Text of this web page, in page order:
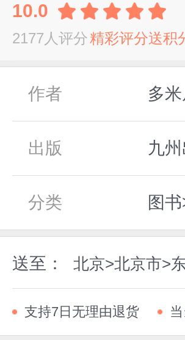
10.0
2177人评分精彩评分送积
作者 多
出版 九
分类 图
送至： 北京>北京市>
支持7日无理由退货